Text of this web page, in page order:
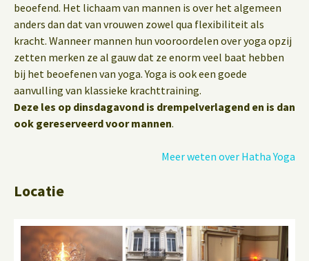
beoefend. Het lichaam van mannen is over het algemeen
anders dan dat van vrouwen zowel qua flexibiliteit als
kracht. Wanneer mannen hun vooroordelen over yoga opzij
zetten merken ze al gauw dat ze enorm veel baat hebben
bij het beoefenen van yoga. Yoga is ook een goede
aanvulling van klassieke krachttraining.
Deze les op dinsdagavond is drempelverlagend en is dan
ook gereserveerd voor mannen.
Meer weten over Hatha Yoga
Locatie